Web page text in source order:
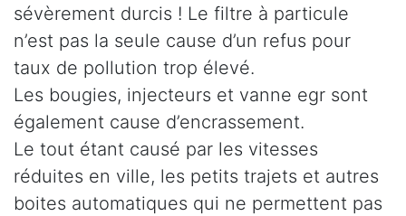
sévèrement durcis ! Le filtre à particule
n’est pas la seule cause d’un refus pour
taux de pollution trop élevé.
Les bougies, injecteurs et vanne egr sont
également cause d’encrassement.
Le tout étant causé par les vitesses
réduites en ville, les petits trajets et autres
boites automatiques qui ne permettent pas